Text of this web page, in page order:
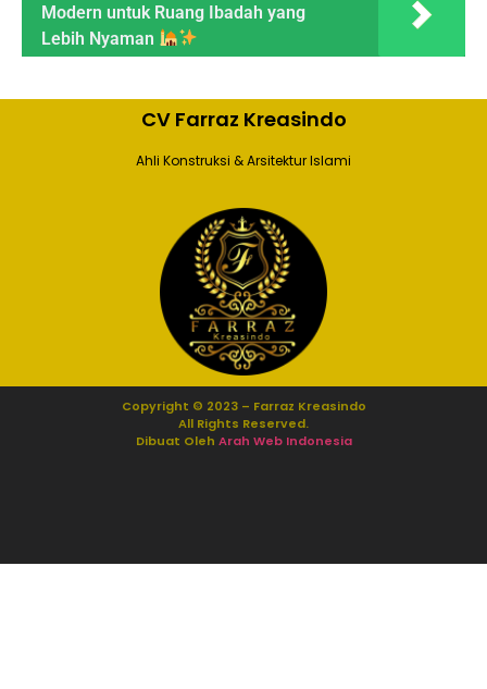
Modern untuk Ruang Ibadah yang
Lebih Nyaman
CV Farraz Kreasindo
Ahli Konstruksi & Arsitektur Islami
Copyright © 2023 – Farraz Kreasindo
All Rights Reserved.
Dibuat Oleh Arah Web Indonesia